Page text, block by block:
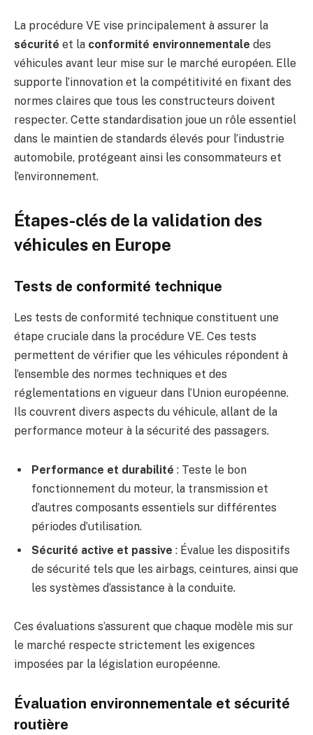
La procédure VE vise principalement à assurer la
sécurité et la conformité environnementale des
véhicules avant leur mise sur le marché européen. Elle
supporte l’innovation et la compétitivité en fixant des
normes claires que tous les constructeurs doivent
respecter. Cette standardisation joue un rôle essentiel
dans le maintien de standards élevés pour l’industrie
automobile, protégeant ainsi les consommateurs et
l’environnement.
Étapes-clés de la validation des
véhicules en Europe
Tests de conformité technique
Les tests de conformité technique constituent une
étape cruciale dans la procédure VE. Ces tests
permettent de vérifier que les véhicules répondent à
l’ensemble des normes techniques et des
réglementations en vigueur dans l’Union européenne.
Ils couvrent divers aspects du véhicule, allant de la
performance moteur à la sécurité des passagers.
Performance et durabilité : Teste le bon
fonctionnement du moteur, la transmission et
d’autres composants essentiels sur différentes
périodes d’utilisation.
Sécurité active et passive : Évalue les dispositifs
de sécurité tels que les airbags, ceintures, ainsi que
les systèmes d’assistance à la conduite.
Ces évaluations s’assurent que chaque modèle mis sur
le marché respecte strictement les exigences
imposées par la législation européenne.
Évaluation environnementale et sécurité
routière